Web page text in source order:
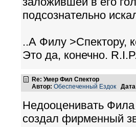
подсознательно
..А Филу >Спектору,
Это да, конечно.
Re: Умер Фил Спектор
Автор: Обеспеченный Ездок
Недооценивать
создал фирменный